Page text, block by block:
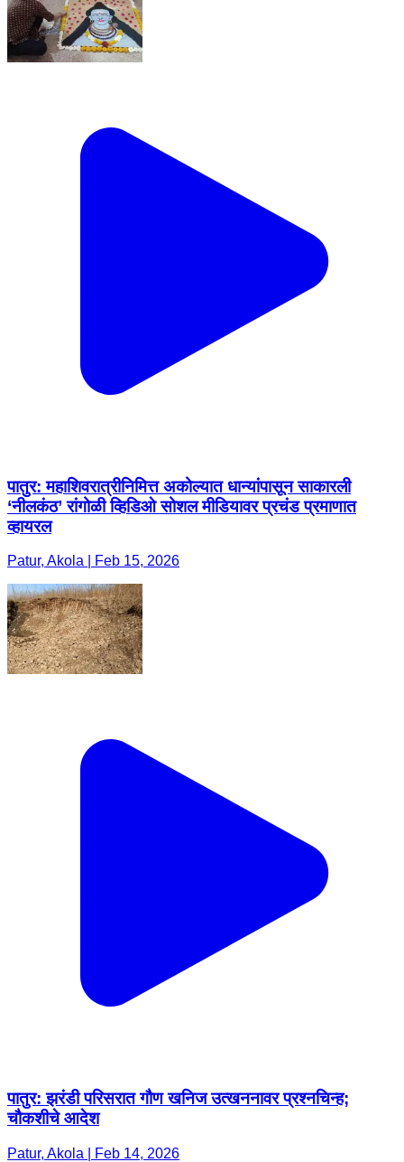
पातुर: महाशिवरात्रीनिमित्त अकोल्यात धान्यांपासून साकारली
‘नीलकंठ’ रांगोळी व्हिडिओ सोशल मीडियावर प्रचंड प्रमाणात
व्हायरल
Patur, Akola | Feb 15, 2026
पातुर: झरंडी परिसरात गौण खनिज उत्खननावर प्रश्नचिन्ह;
चौकशीचे आदेश
Patur, Akola | Feb 14, 2026